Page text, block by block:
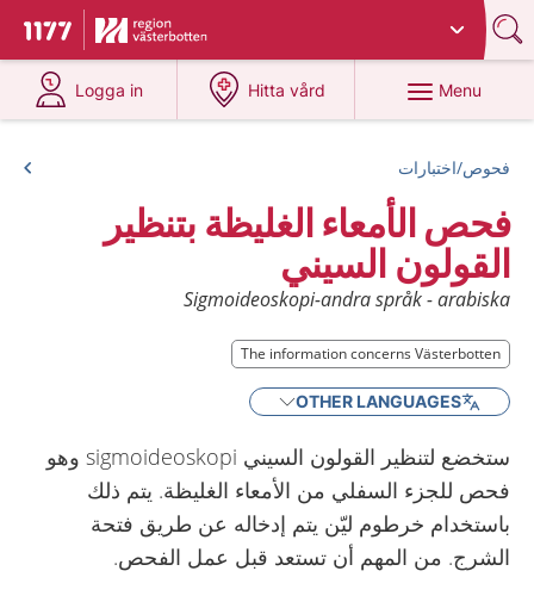
To start page for 1177
Du har valt region
Logga in
at 1177.se
Hitta vård
at 1177.se
Menu
فحوص/اختبارات
فحص الأمعاء الغليظة بتنظير
القولون السيني
Sigmoideoskopi-andra språk - arabiska
The information concerns Västerbotten
OTHER LANGUAGES
ستخضع لتنظير القولون السيني sigmoideoskopi وهو
فحص للجزء السفلي من الأمعاء الغليظة. يتم ذلك
باستخدام خرطوم ليّن يتم إدخاله عن طريق فتحة
الشرج. من المهم أن تستعد قبل عمل الفحص.